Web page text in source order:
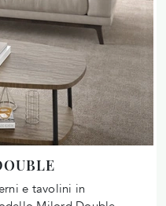
e tavolini in